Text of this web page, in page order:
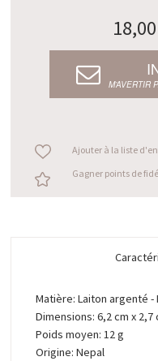
M’AVERTIR
Ajouter à la liste
Gagner points de
Matière: Laiton argenté -
Dimensions: 6,2 cm x 2,7
Poids moyen: 12 g
Origine: Nepal